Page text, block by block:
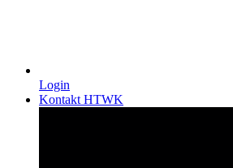
Login
Kontakt HTWK